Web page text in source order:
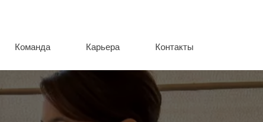
Команда Карьера Контакты